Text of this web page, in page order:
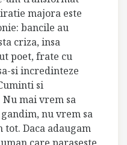
majora este
bancile au
criza, insa
poet, frate cu
si incredinteze
si
mai vrem sa
nu vrem sa
Daca adaugam